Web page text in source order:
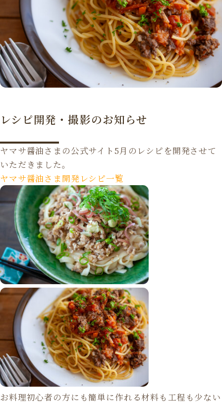
レシピ開発・撮影のお知らせ
ヤマサ醤油さまの公式サイト5月のレシピを開発させて
いただきました。
ヤマサ醤油さま開発レシピ一覧
お料理初心者の方にも簡単に作れる材料も工程も少ない